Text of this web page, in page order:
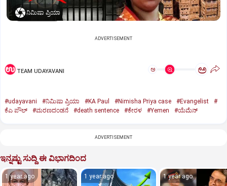
ನಿಮಿಷಾ ಪ್ರಿಯಾ
ADVERTISEMENT
TEAM UDAYAVANI ಅ ಅ
#udayavani #ನಿಮಿಷಾ ಪ್ರಿಯಾ #KA Paul #Nimisha Priya case #Evangelist
#
ಕೆಎ ಪೌಲ್
#ಮರಣದಂಡನೆ #death sentence #ಕೇರಳ #Yemen #ಯೆಮೆನ್‌
ADVERTISEMENT
ಇನ್ನಷ್ಟು ಸುದ್ದಿ ಈ ವಿಭಾಗದಿಂದ
1 year ago 1 year ago 1 year ago